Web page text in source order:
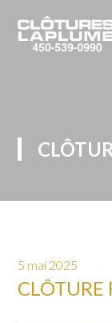
5 mai 2025
CLÔTURE